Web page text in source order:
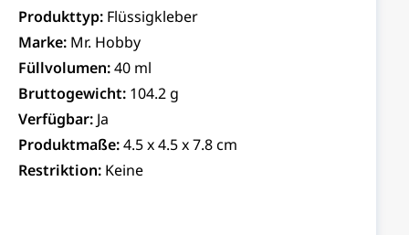
Produkttyp: Flüssigkleber
Marke: Mr. Hobby
Füllvolumen:40 ml
Bruttogewicht: 104.2 g
Verfügbar: Ja
Produktmaße:4.5 x 4.5 x 7.8 cm
Restriktion: Keine